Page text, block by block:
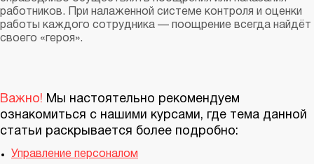
работников. При налаженной системе контроля и оценки
работы каждого сотрудника — поощрение всегда найдёт
своего «героя».
Важно! Мы настоятельно рекомендуем
ознакомиться с нашими курсами, где тема данной
статьи раскрывается более подробно:
Управление персоналом